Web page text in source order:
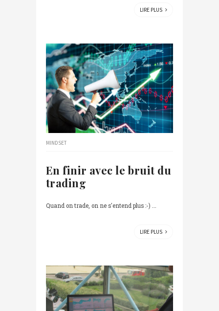
LIRE PLUS
MINDSET
En finir avec le bruit du
trading
Quand on trade, on ne s'entend plus :-) ...
LIRE PLUS